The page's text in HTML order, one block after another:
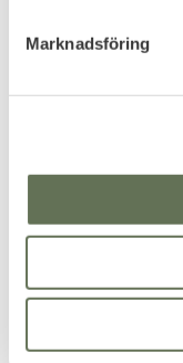
Marknadsföring
Vår unika
att lossa sprayen
Häng din Plegium
ett fack på insidan
Om du behöver
loss den –
fram sprayen.